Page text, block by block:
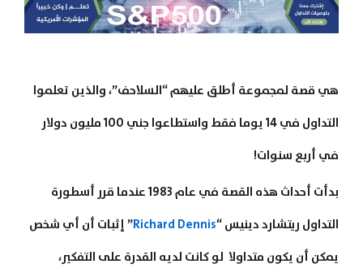
هي قصة لمجموعة أطلق عليهم “السلاحف”، والذين تعلموا
التداول في 14 يوما فقط واستطاعوا جني 100 مليون دولار
في أربع سنوات!
بدأت أحداث هذه القصة في عام 1983 عندما قرر أسطورة
التداول ريتشارد دينيس “Richard Dennis” إثبات أن أي شخص
يمكن أن يكون متداولا لو كانت لديه القدرة على التفكير،